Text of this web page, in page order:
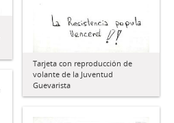
Tarjeta con reproducción de
volante de la Juventud
Guevarista